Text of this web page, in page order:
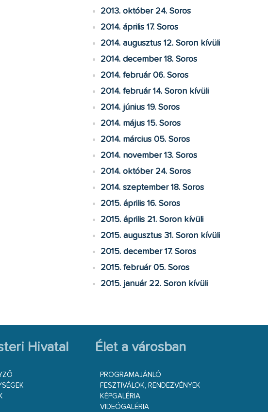
2013. október 24. Soros
2014. április 17. Soros
2014. augusztus 12. Soron kívüli
2014. december 18. Soros
2014. február 06. Soros
2014. február 14. Soron kívüli
2014. június 19. Soros
2014. május 15. Soros
2014. március 05. Soros
2014. november 13. Soros
2014. október 24. Soros
2014. szeptember 18. Soros
2015. április 16. Soros
2015. április 21. Soron kívüli
2015. augusztus 31. Soron kívüli
2015. december 17. Soros
2015. február 05. Soros
2015. január 22. Soron kívüli
Hivatal Élet a városban
PROGRAMAJÁNLÓ
FESZTIVÁLOK, RENDEZVÉNYEK
KÉPGALÉRIA
VIDEÓGALÉRIA